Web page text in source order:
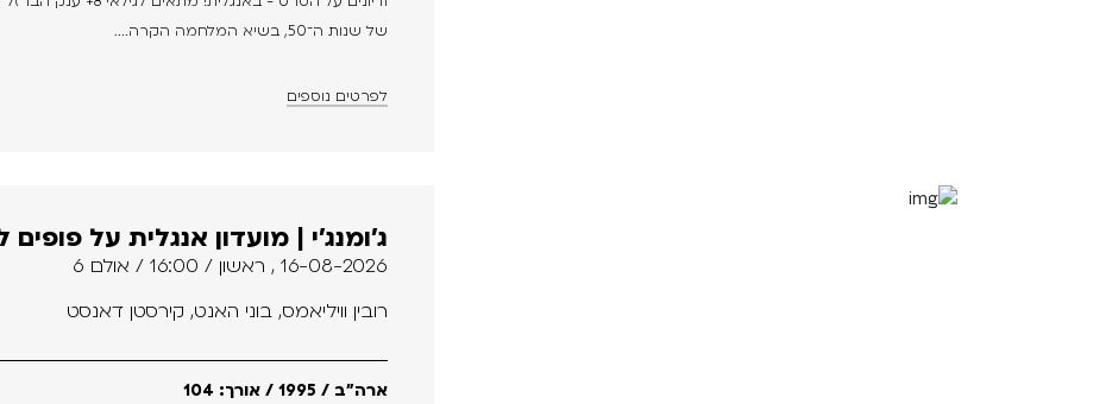
של שנות ה־50, בשיא המלחמה הקרה....
לפרטים נוספים
ג'ומנג'י | מועדון אנגלית על פופים
16-08-2026 , ראשון / 16:00 / אולם 6
רובין וויליאמס, בוני האנט, קירסטן דאנסט
ארה"ב / 1995 / אורך: 104